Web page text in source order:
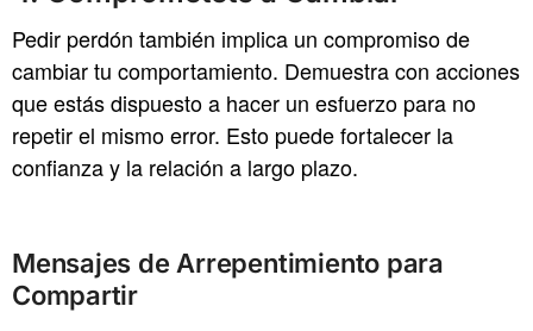
Pedir perdón también implica un compromiso de
cambiar tu comportamiento. Demuestra con acciones
que estás dispuesto a hacer un esfuerzo para no
repetir el mismo error. Esto puede fortalecer la
confianza y la relación a largo plazo.
Mensajes de Arrepentimiento para
Compartir